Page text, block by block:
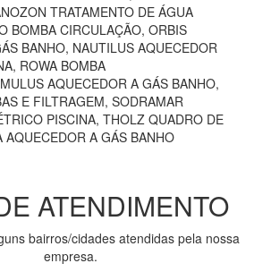
TRATAMENTO DE ÁGUA
BOMBA CIRCULAÇÃO, ORBIS
BANHO, NAUTILUS AQUECEDOR
ROWA BOMBA
AQUECEDOR A GÁS BANHO,
E FILTRAGEM, SODRAMAR
PISCINA, THOLZ QUADRO DE
AQUECEDOR A GÁS BANHO
ATENDIMENTO
bairros/cidades atendidas pela nossa
empresa.